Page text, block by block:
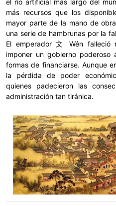
más recursos que los
mayor parte de la mano de
una serie de hambrunas por la
El emperador 文 Wén falleció
imponer un gobierno
formas de financiarse. Aunque
la pérdida de poder
quienes padecieron las
administración tan tiránica.